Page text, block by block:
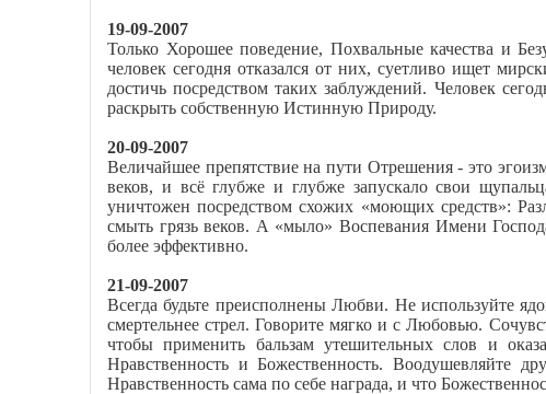
19-09-2007
Только Хорошее поведение, Похвальные качества и
человек сегодня отказался от них, суетливо ищет
достичь посредством таких заблуждений. Человек
раскрыть собственную Истинную Природу.
20-09-2007
Величайшее препятствие на пути Отрешения - это
веков, и всё глубже и глубже запускало свои
уничтожен посредством схожих «моющих средств»:
смыть грязь веков. А «мыло» Воспевания Имени
более эффективно.
21-09-2007
Всегда будьте преисполнены Любви. Не используйте
смертельнее стрел. Говорите мягко и с Любовью.
чтобы применить бальзам утешительных слов и
Нравственность и Божественность. Воодушевляйте
Нравственность сама по себе награда, и что